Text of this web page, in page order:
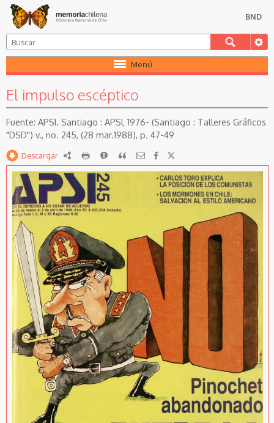
BND
Menú
El impulso escéptico
APSI. Santiago : APSI, 1976- (Santiago : Talleres Gráficos
"DSD") v., no. 245, (28 mar.1988), p. 47-49
Descargar RDF imprimirReportarCitar